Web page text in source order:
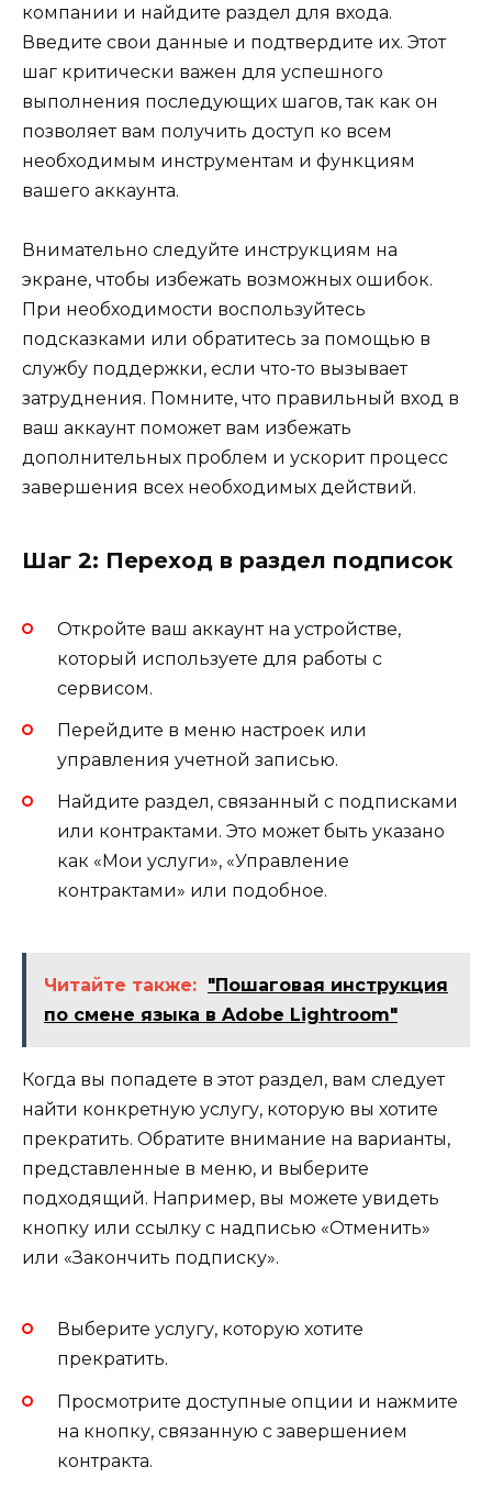
компании и найдите раздел для входа.
Введите свои данные и подтвердите их. Этот
шаг критически важен для успешного
выполнения последующих шагов, так как он
позволяет вам получить доступ ко всем
необходимым инструментам и функциям
вашего аккаунта.
Внимательно следуйте инструкциям на
экране, чтобы избежать возможных ошибок.
При необходимости воспользуйтесь
подсказками или обратитесь за помощью в
службу поддержки, если что-то вызывает
затруднения. Помните, что правильный вход в
ваш аккаунт поможет вам избежать
дополнительных проблем и ускорит процесс
завершения всех необходимых действий.
Шаг 2: Переход в раздел подписок
Откройте ваш аккаунт на устройстве,
который используете для работы с
сервисом.
Перейдите в меню настроек или
управления учетной записью.
Найдите раздел, связанный с подписками
или контрактами. Это может быть указано
как «Мои услуги», «Управление
контрактами» или подобное.
Читайте также: "Пошаговая инструкция
по смене языка в Adobe Lightroom"
Когда вы попадете в этот раздел, вам следует
найти конкретную услугу, которую вы хотите
прекратить. Обратите внимание на варианты,
представленные в меню, и выберите
подходящий. Например, вы можете увидеть
кнопку или ссылку с надписью «Отменить»
или «Закончить подписку».
Выберите услугу, которую хотите
прекратить.
Просмотрите доступные опции и нажмите
на кнопку, связанную с завершением
контракта.